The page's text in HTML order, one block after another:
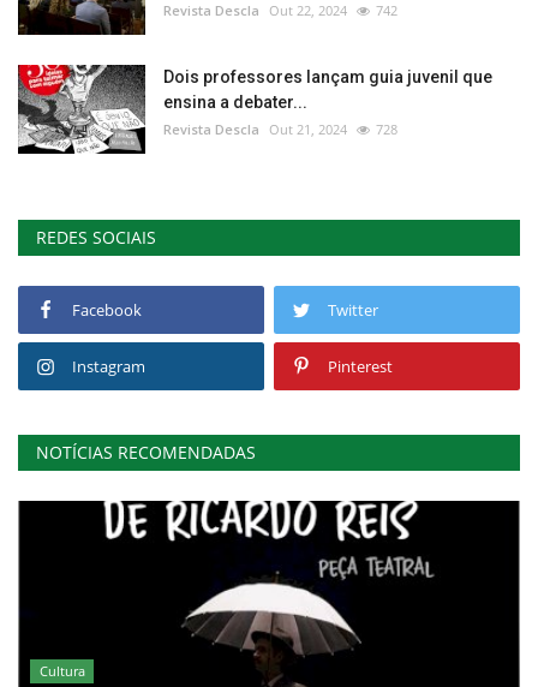
Revista Descla Out 22, 2024 742
Dois professores lançam guia juvenil que
ensina a debater...
Revista Descla Out 21, 2024 728
REDES SOCIAIS
Facebook Twitter
Instagram Pinterest
NOTÍCIAS RECOMENDADAS
Cultura